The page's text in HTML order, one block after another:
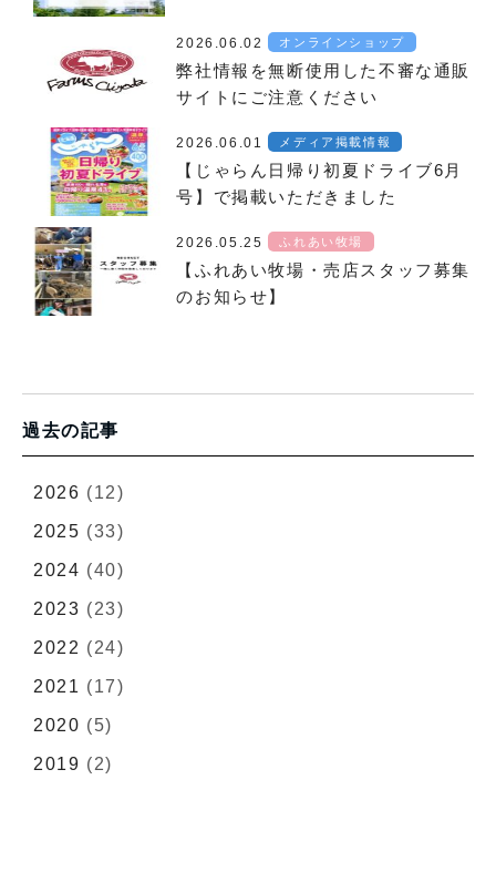
2026.06.02 オンラインショップ
弊社情報を無断使用した不審な通販
サイトにご注意ください
2026.06.01 メディア掲載情報
【じゃらん日帰り初夏ドライブ6月
号】で掲載いただきました
2026.05.25 ふれあい牧場
【ふれあい牧場・売店スタッフ募集
のお知らせ】
過去の記事
2026 (12)
2025 (33)
2024 (40)
2023 (23)
2022 (24)
2021 (17)
2020 (5)
2019 (2)